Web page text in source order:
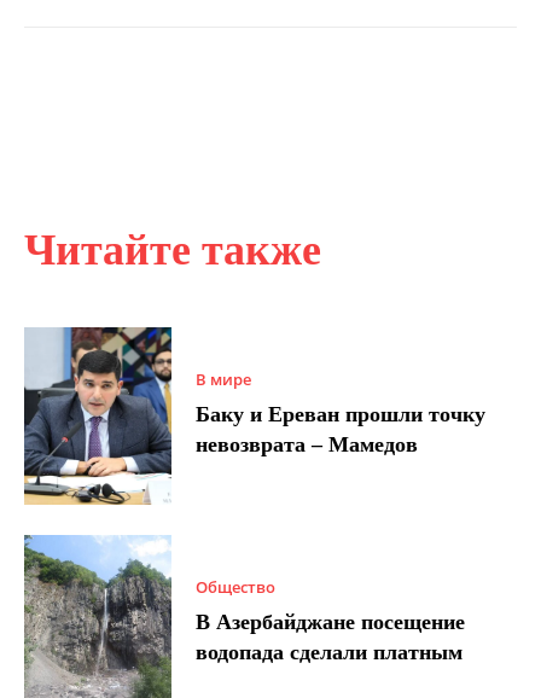
Читайте также
В мире
Баку и Ереван прошли точку
невозврата – Мамедов
Общество
В Азербайджане посещение
водопада сделали платным